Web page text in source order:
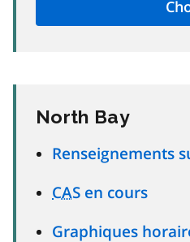
North Bay
Renseignements
CAS en cours
Graphiques